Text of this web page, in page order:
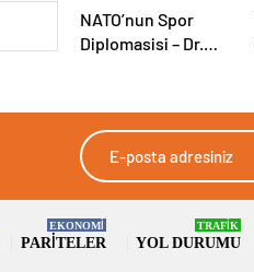
NATO’nun Spor
Diplomasisi – Dr.
PARITELER
EKONOMİ
YOL DURUMU
TRAFİK